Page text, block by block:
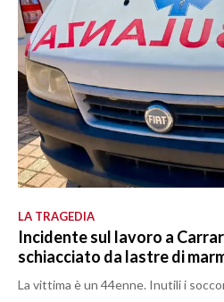
LA TRAGEDIA
Incidente sul lavoro a
schiacciato da lastre di
La vittima è un 44enne. Inutili i